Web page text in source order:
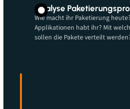
Analyse
Wie macht ihr Paketierung
Applikationen habt ihr? Mit
sollen die Pakete verteilt